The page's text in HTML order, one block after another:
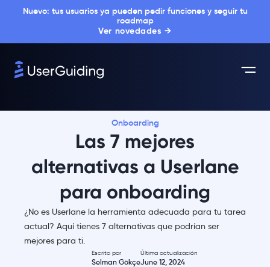
Nuevo: tus usuarios ya pueden pedir funciones y seguir tu
roadmap
Ver novedades →
Onboarding
Las 7 mejores
alternativas a Userlane
para onboarding
¿No es Userlane la herramienta adecuada para tu tarea
actual? Aquí tienes 7 alternativas que podrían ser
mejores para ti.
Escrito por
Selman Gökçe
Última actualización
June 12, 2024